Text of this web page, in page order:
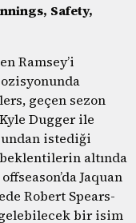
Safety,
Ramsey’i
geçen sezon
Dugger ile
istediği
altında
Jaquan
Robert Spears-
bir isim